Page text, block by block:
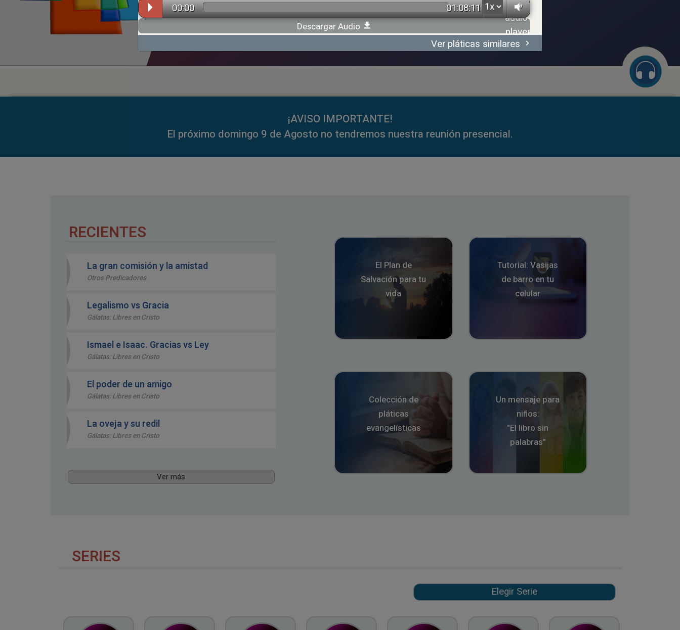
¡AVISO IMPORTANTE!
El próximo domingo 9 de Agosto no tendremos nuestra reunión presencial.
RECIENTES
La gran comisión y la amistad
Otros Predicadores
Legalismo vs Gracia
Gálatas: Libres en Cristo
Ismael e Isaac. Gracias vs Ley
Gálatas: Libres en Cristo
El poder de un amigo
Gálatas: Libres en Cristo
La oveja y su redil
Gálatas: Libres en Cristo
Ver más
El Plan de
Salvación para tu
vida
Tutorial: Vasijas
de barro en tu
celular
Colección de
pláticas
evangelísticas
Un mensaje para
niños:
"El libro sin
palabras"
SERIES
00:00 01:08:11
Descargar Audio
Ver pláticas similares